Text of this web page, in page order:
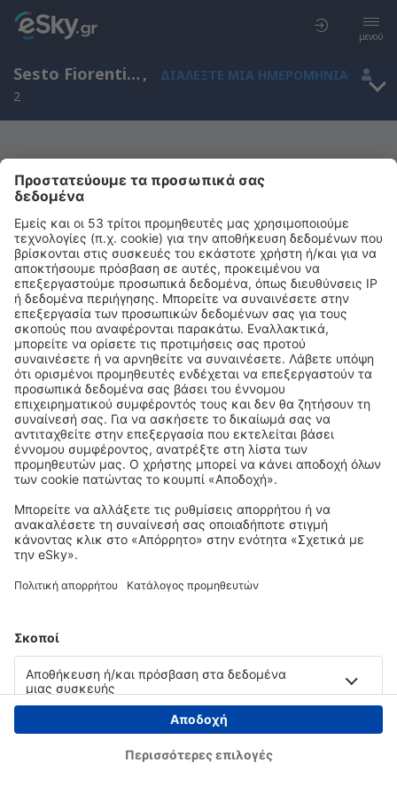
μενού
Sesto Fiorentino, Τοσκάνη, Ιταλία ,
ΔΙΑΛΈΞΤΕ ΜΙΑ ΗΜΕΡΟΜΗΝΊΑ
2
Μας συγχωρείτε, δεν υπάρχουν
αποτελέσματα για την αναζήτησή σας
Προσπαθήστε να κάνετε αναζήτηση με διαφορετικά κριτήρια
Copyright © eSky.gr. Με την επιφύλαξη παντός νομίμου δικαιώματος.